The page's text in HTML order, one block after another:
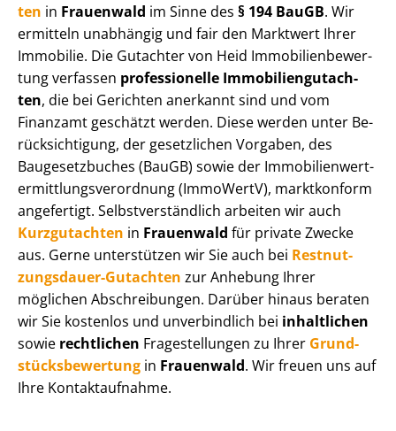
ten in Frauenwald im Sinne des § 194 BauGB. Wir
ermitteln unabhängig und fair den Marktwert Ihrer
Immobilie. Die Gutachter von Heid Im­mo­bi­li­en­be­wer­
tung verfassen professionelle Im­mo­bi­li­en­gut­ach­
ten, die bei Gerichten anerkannt sind und vom
Finanzamt geschätzt werden. Diese werden unter Be­
rück­sich­ti­gung, der gesetzlichen Vorgaben, des
Baugesetzbuches (BauGB) sowie der Im­mo­bi­li­en­wert­
ermitt­lungs­ver­ord­nung (ImmoWertV), marktkonform
angefertigt. Selbst­ver­ständ­lich arbeiten wir auch
Kurzgutachten in Frauenwald für private Zwecke
aus. Gerne unterstützen wir Sie auch bei Rest­nut­
zungs­dau­er-Gutachten zur Anhebung Ihrer
möglichen Abschreibungen. Darüber hinaus beraten
wir Sie kostenlos und unverbindlich bei inhaltlichen
sowie rechtlichen Fragestellungen zu Ihrer Grund­
stücks­be­wer­tung in Frauenwald. Wir freuen uns auf
Ihre Kontaktaufnahme.